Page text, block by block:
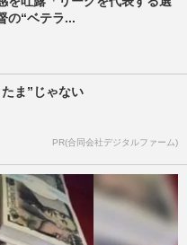
の“ベテラ...
ま”じゃない
PR(合同会社デジタルファーム)